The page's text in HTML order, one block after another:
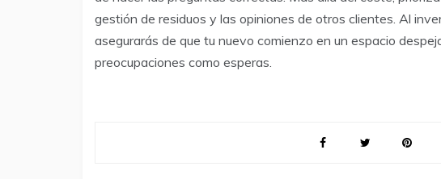
gestión de residuos y las opiniones de otros clientes. Al
asegurarás de que tu nuevo comienzo en un espacio
preocupaciones como esperas.